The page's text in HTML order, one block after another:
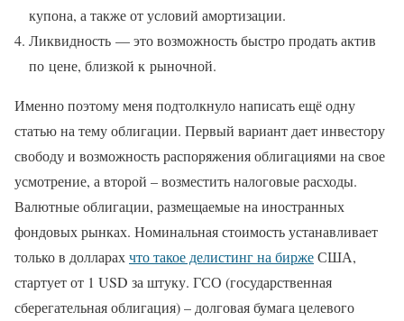
купона, а также от условий амортизации.
Ликвидность — это возможность быстро продать актив
по цене, близкой к рыночной.
Именно поэтому меня подтолкнуло написать ещё одну
статью на тему облигации. Первый вариант дает инвестору
свободу и возможность распоряжения облигациями на свое
усмотрение, а второй – возместить налоговые расходы.
Валютные облигации, размещаемые на иностранных
фондовых рынках. Номинальная стоимость устанавливает
только в долларахчто такое делистинг на биржеСША,
стартует от 1 USD за штуку. ГСО (государственная
сберегательная облигация) – долговая бумага целевого